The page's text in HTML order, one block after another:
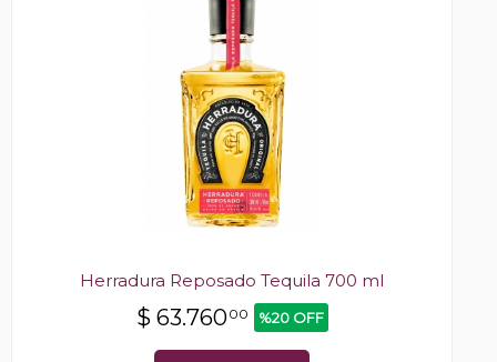
Herradura Reposado Tequila 700 ml
$ 63.76000 %20 OFF